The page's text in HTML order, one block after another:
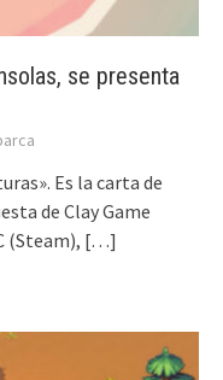
se presenta
Es la carta de
de Clay Game
(Steam), […]